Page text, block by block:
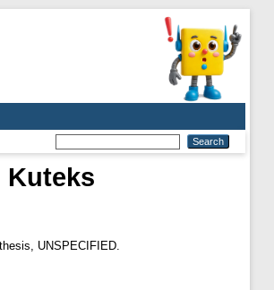
Kuteks
UNSPECIFIED.